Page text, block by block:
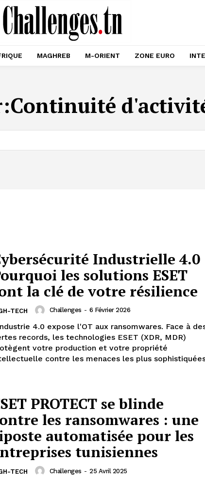
MAGHREB M-ORIENT ZONE EURO
Continuité
Industrielle 4.0
les solutions ESET
la clé de votre résilience
TECH Challenges - 6 Février 2026
4.0 expose l'OT aux ransomwares. Face à
records, les technologies ESET (XDR, MDR)
votre production et votre propriété
contre les menaces les plus
PROTECT se blinde
les ransomwares : une
automatisée pour les
tunisiennes
TECH Challenges - 25 Avril 2025